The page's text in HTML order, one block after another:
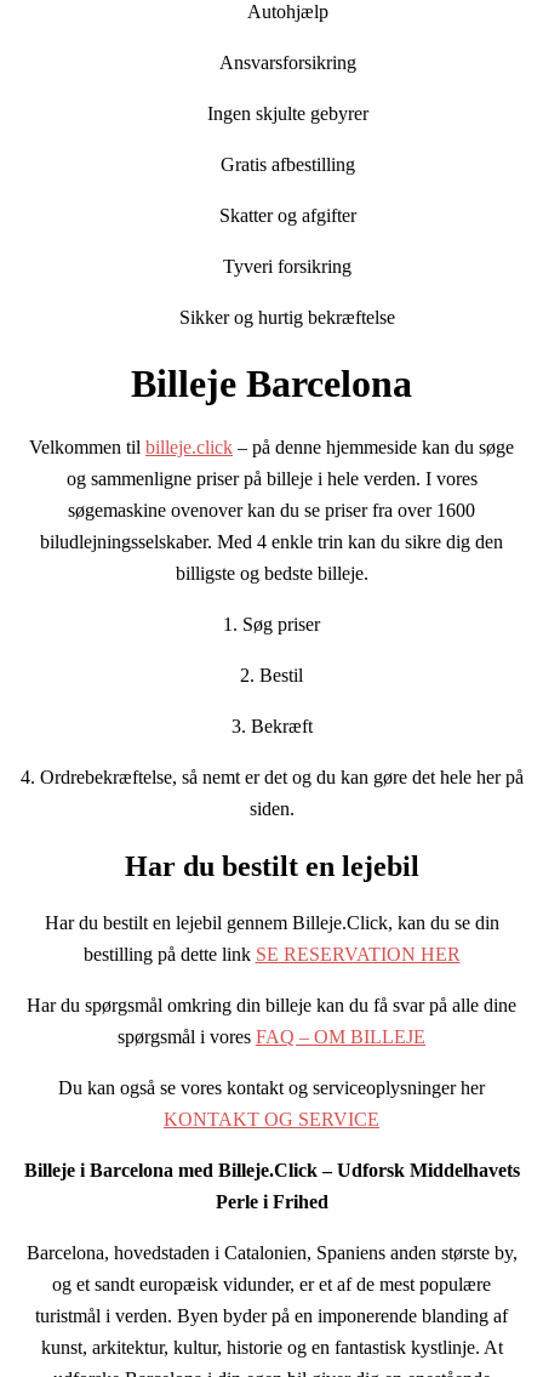
Autohjælp
Ansvarsforsikring
Ingen skjulte gebyrer
Gratis afbestilling
Skatter og afgifter
Tyveri forsikring
Sikker og hurtig bekræftelse
Billeje Barcelona
Velkommen til billeje.click – på denne hjemmeside kan du søge
og sammenligne priser på billeje i hele verden. I vores
søgemaskine ovenover kan du se priser fra over 1600
biludlejningsselskaber. Med 4 enkle trin kan du sikre dig den
billigste og bedste billeje.
1. Søg priser
2. Bestil
3. Bekræft
4. Ordrebekræftelse, så nemt er det og du kan gøre det hele her på
siden.
Har du bestilt en lejebil
Har du bestilt en lejebil gennem Billeje.Click, kan du se din
bestilling på dette link SE RESERVATION HER
Har du spørgsmål omkring din billeje kan du få svar på alle dine
spørgsmål i vores FAQ – OM BILLEJE
Du kan også se vores kontakt og serviceoplysninger her
KONTAKT OG SERVICE
Billeje i Barcelona med Billeje.Click – Udforsk Middelhavets
Perle i Frihed
Barcelona, hovedstaden i Catalonien, Spaniens anden største by,
og et sandt europæisk vidunder, er et af de mest populære
turistmål i verden. Byen byder på en imponerende blanding af
kunst, arkitektur, kultur, historie og en fantastisk kystlinje. At